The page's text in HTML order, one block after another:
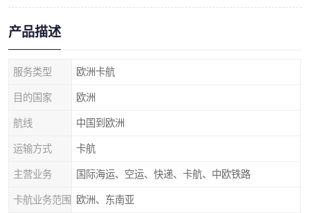
产品描述
服务类型 欧洲卡航
目的国家 欧洲
航线 中国到欧洲
运输方式 卡航
主营业务 国际海运、空运、快递、卡航、中欧铁路
卡航业务范围 欧洲、东南亚